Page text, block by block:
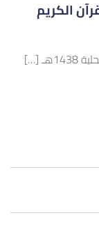
الكريم
[…]